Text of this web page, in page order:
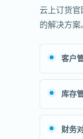
云上订货
的解决方案。
客户
库存
财务